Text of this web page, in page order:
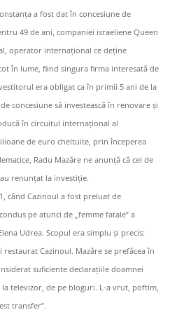
a fost dat în concesiune de
49 de ani, companiei israeliene Queen
operator internațional ce deține
în lume, fiind singura firma interesată de
era obligat ca în primii 5 ani de la
concesiune să investească în renovare și
în circuitul internațional al
de euro cheltuite, prin începerea
Radu Mazăre ne anunță că cei de
renunțat la investiție.
când Cazinoul a fost preluat de
pe atunci de „femme fatale” a
Udrea. Scopul era simplu și precis:
Cazinoul. Mazăre se prefăcea în
suficiente declarațiile doamnei
televizor, de pe bloguri. L-a vrut, poftim,
transfer”.